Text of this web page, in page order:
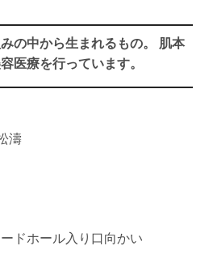
の中から生まれるもの。 肌本
医療を行っています。
濤
ドホール入り口向かい